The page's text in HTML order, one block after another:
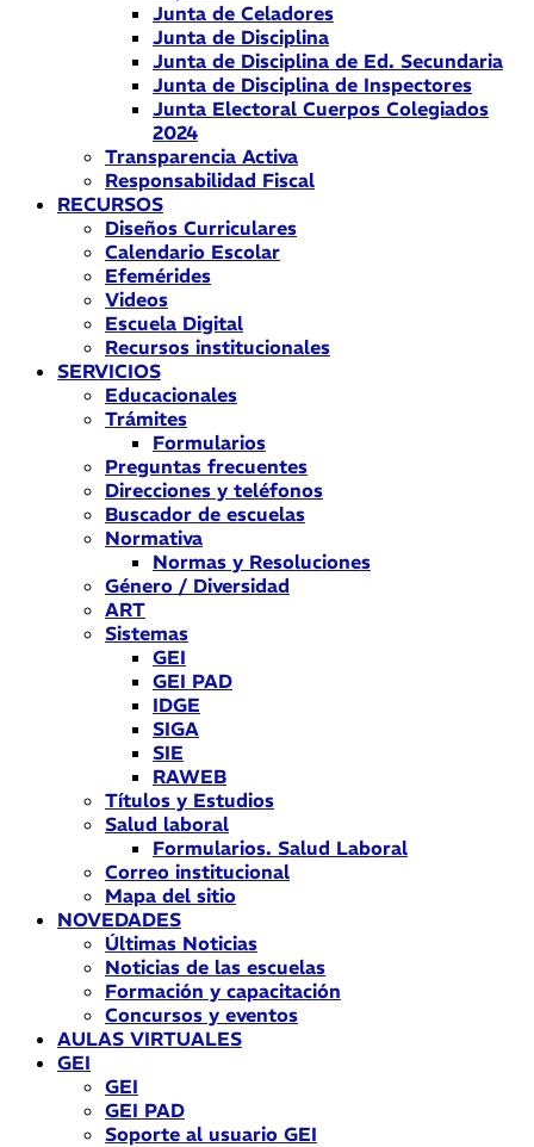
Junta de Celadores
Junta de Disciplina
Junta de Disciplina de Ed. Secundaria
Junta de Disciplina de Inspectores
Junta Electoral Cuerpos Colegiados
2024
Transparencia Activa
Responsabilidad Fiscal
RECURSOS
Diseños Curriculares
Calendario Escolar
Efemérides
Videos
Escuela Digital
Recursos institucionales
SERVICIOS
Educacionales
Trámites
Formularios
Preguntas frecuentes
Direcciones y teléfonos
Buscador de escuelas
Normativa
Normas y Resoluciones
Género / Diversidad
ART
Sistemas
GEI
GEI PAD
IDGE
SIGA
SIE
RAWEB
Títulos y Estudios
Salud laboral
Formularios. Salud Laboral
Correo institucional
Mapa del sitio
NOVEDADES
Últimas Noticias
Noticias de las escuelas
Formación y capacitación
Concursos y eventos
AULAS VIRTUALES
GEI
GEI
GEI PAD
Soporte al usuario GEI